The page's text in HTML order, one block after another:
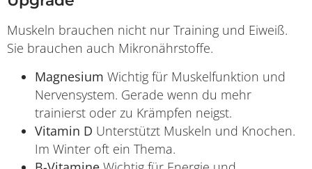
Muskeln brauchen nicht nur Training und Eiweiß.
Sie brauchen auch Mikronährstoffe.
Magnesium Wichtig für Muskelfunktion und
Nervensystem. Gerade wenn du mehr
trainierst oder zu Krämpfen neigst.
Vitamin D Unterstützt Muskeln und Knochen.
Im Winter oft ein Thema.